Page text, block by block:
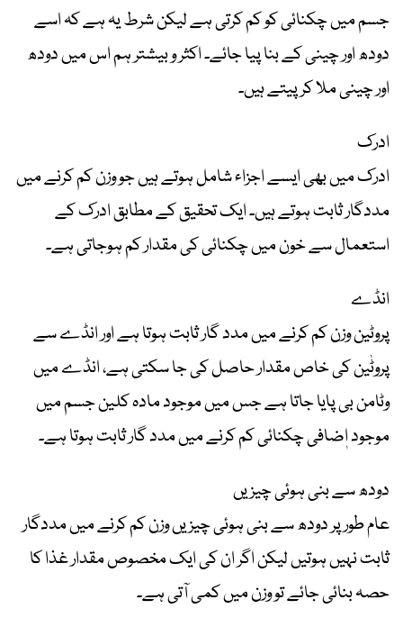
جسم میں چکنائی کو کم کرتی ہے لیکن شرط یہ ہے کہ اسے
دودھ اور چینی کے بنا پیا جائے۔ اکثر و بیشتر ہم اس میں دودھ
اور چینی ملا کر پیتے ہیں۔
ادرک
ادرک میں بھی ایسے اجزاء شامل ہوتے ہیں جو وزن کم کرنے میں
مددگار ثابت ہوتے ہیں۔ ایک تحقیق کے مطابق ادرک کے
استعمال سے خون میں چکنائی کی مقدار کم ہوجاتی ہے۔
انڈے
پروٹین وزن کم کرنے میں مدد گار ثابت ہوتا ہے اور انڈے سے
پروٹٰین کی خاص مقدار حاصل کی جا سکتی ہے، انڈے میں
وٹامن بی پایا جاتا ہے جس میں موجود مادہ کلین جسم میں
موجود اٖضافی چکنائی کم کرنے میں مدد گار ثابت ہوتا ہے۔
دودھ سے بنی ہوئی چیزیں
عام طور پر دودھ سے بنی ہوئی چیزیں وزن کم کرنے میں مددگار
ثابت نہیں ہوتیں لیکن اگر ان کی ایک مخصوص مقدار غذا کا
حصہ بنائی جائے تو وزن میں کمی آتی ہے۔